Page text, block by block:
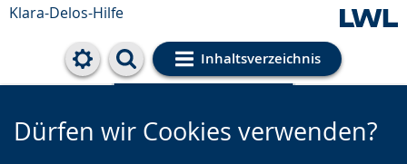
Klara-Delos-Hilfe
Inhaltsverzeichnis
Cookie-Einstellungen
Dürfen wir Cookies verwenden?